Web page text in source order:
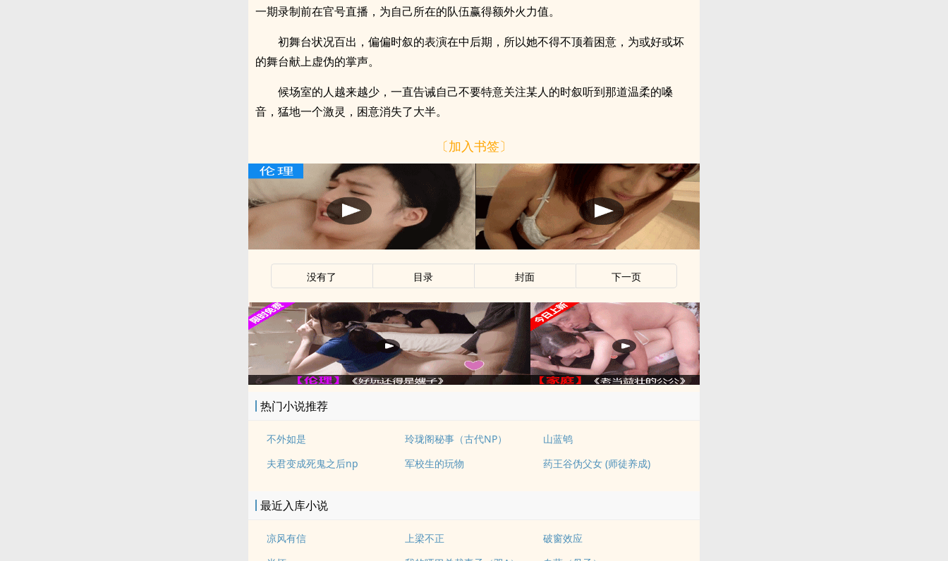
一期录制前在官号直播，为自己所在的队伍赢得额外火力值。
初舞台状况百出，偏偏时叙的表演在中后期，所以她不得不顶着困意，为或好或坏
的舞台献上虚伪的掌声。
候场室的人越来越少，一直告诫自己不要特意关注某人的时叙听到那道温柔的嗓
音，猛地一个激灵，困意消失了大半。
〔加入书签〕
没有了 目录 封面 下一页
热门小说推荐
不外如是 玲珑阁秘事（古代NP）
山蓝鸲
夫君变成死鬼之后np
军校生的玩物 药王谷伪父女 (师徒养成)
最近入库小说
凉风有信 上梁不正
破窗效应